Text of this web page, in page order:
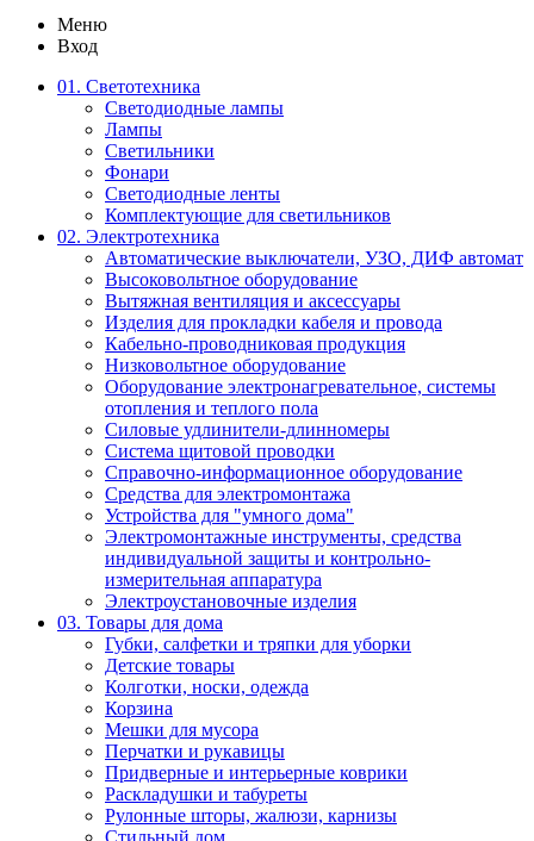
Меню
Вход
01. Светотехника
Светодиодные лампы
Лампы
Светильники
Фонари
Светодиодные ленты
Комплектующие для светильников
02. Электротехника
Автоматические выключатели, УЗО, ДИФ автомат
Высоковольтное оборудование
Вытяжная вентиляция и аксессуары
Изделия для прокладки кабеля и провода
Кабельно-проводниковая продукция
Низковольтное оборудование
Оборудование электронагревательное, системы
отопления и теплого пола
Силовые удлинители-длинномеры
Система щитовой проводки
Справочно-информационное оборудование
Средства для электромонтажа
Устройства для "умного дома"
Электромонтажные инструменты, средства
индивидуальной защиты и контрольно-
измерительная аппаратура
Электроустановочные изделия
03. Товары для дома
Губки, салфетки и тряпки для уборки
Детские товары
Колготки, носки, одежда
Корзина
Мешки для мусора
Перчатки и рукавицы
Придверные и интерьерные коврики
Раскладушки и табуреты
Рулонные шторы, жалюзи, карнизы
Стильный дом